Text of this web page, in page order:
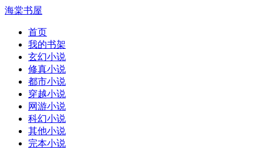
海棠书屋
首页
我的书架
玄幻小说
修真小说
都市小说
穿越小说
网游小说
科幻小说
其他小说
完本小说